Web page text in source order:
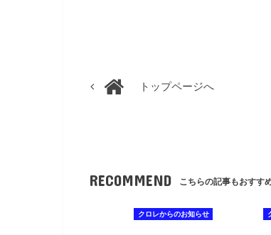
トップページへ
RECOMMEND こちらの記事もおすす
クロレからのお知らせ